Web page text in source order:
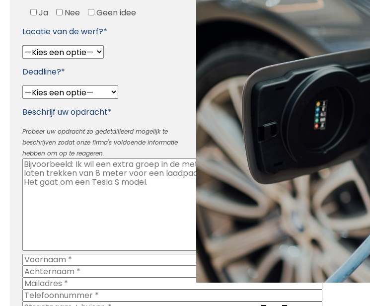
Ja
Nee
Geen idee
Locatie van de werf?*
Deadline?*
Beschrijf uw opdracht*
Probeer uw opdracht zo gedetailleerd mogelijk te
beschrijven zodat onze firma's voldoende informatie
hebben om op te reageren.